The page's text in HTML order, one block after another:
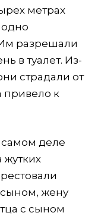
метрах
одно
разрешали
в туалет. Из-
страдали от
привело к
деле
жутких
сыном, жену
с сыном